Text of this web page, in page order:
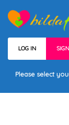
LOG IN
Please select